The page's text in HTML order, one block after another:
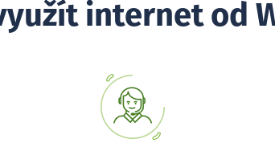
internet od